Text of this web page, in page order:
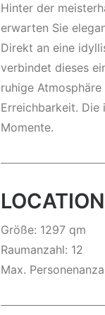
Hinter der
erwarten Sie
Direkt an eine
verbindet dieses
ruhige
Erreichbarkeit. Die
Momente.
Größe: 1297 qm
Raumanzahl: 12
Max.